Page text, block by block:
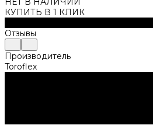
КУПИТЬ В 1 КЛИК
Отзывы
Производитель
Toroflex